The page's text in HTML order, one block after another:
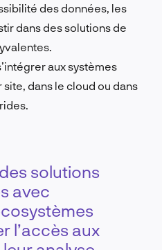
des données, les
dans des solutions de
aux systèmes
site, dans le cloud ou dans
solutions
avec
l’accès aux